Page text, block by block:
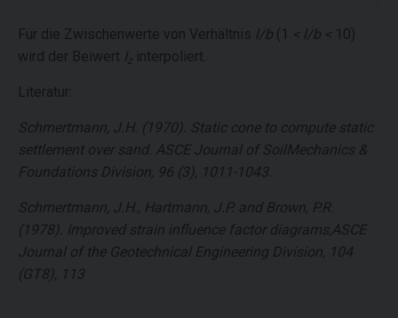
Für die Zwischenwerte von Verhältnis l/b (1 < l/b < 10)
wird der Beiwert I z interpoliert.
Literatur:
Schmertmann, J.H. (1970). Static cone to compute static
settlement over sand. ASCE Journal of SoilMechanics &
Foundations Division, 96 (3), 1011-1043.
Schmertmann, J.H., Hartmann, J.P. and Brown, P.R.
(1978). Improved strain influence factor diagrams,ASCE
Journal of the Geotechnical Engineering Division, 104
(GT8), 113